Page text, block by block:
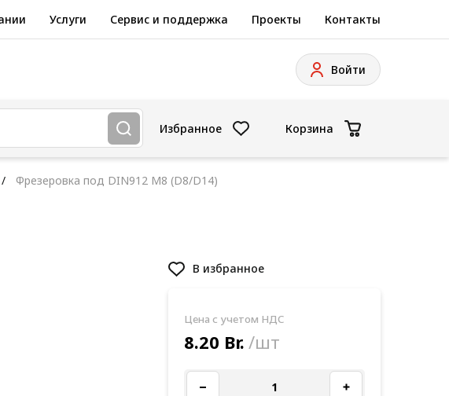
Услуги Сервис и поддержка Проекты Контакты
Войти
Избранное Корзина
Фрезеровка под DIN912 М8 (D8/D14)
В избранное
Цена с учетом НДС
8.20 Br. /шт